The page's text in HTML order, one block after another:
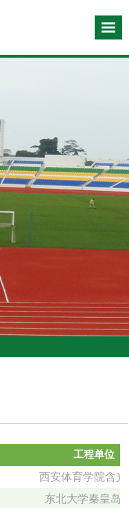
工程单位
西安体育学院含
东北大学秦皇岛